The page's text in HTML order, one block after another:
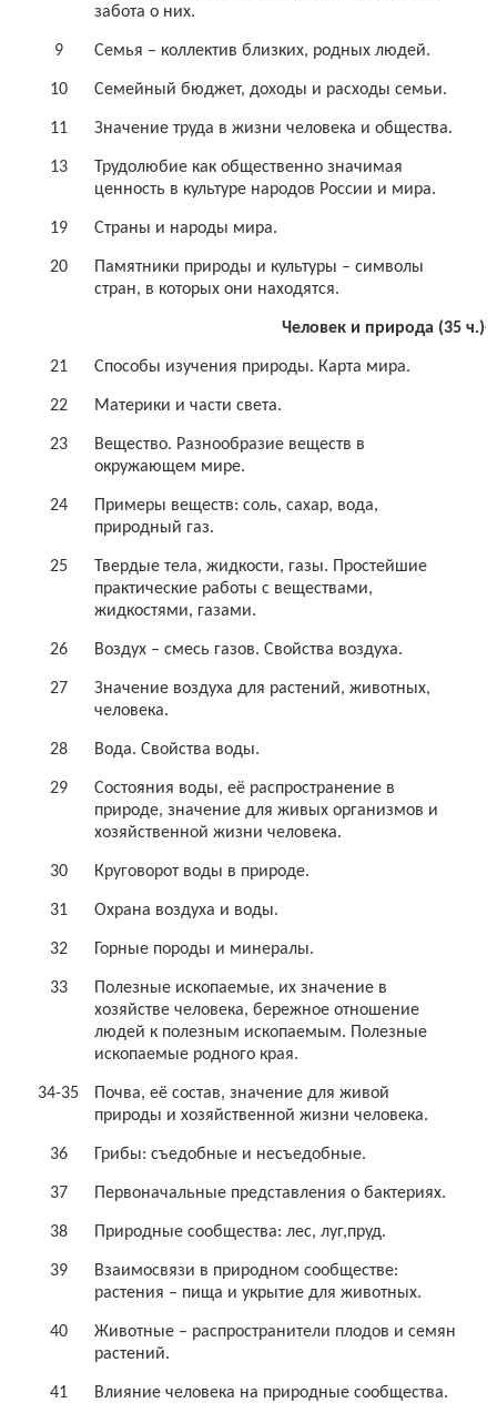
забота о них.
9 Семья – коллектив близких, родных людей.
10 Семейный бюджет, доходы и расходы семьи.
11 Значение труда в жизни человека и общества.
13
Трудолюбие как общественно значимая
ценность в культуре народов России и мира.
19 Страны и народы мира.
20
Памятники природы и культуры – символы
стран, в которых они находятся.
Человек и природа (35 ч.)+
21 Способы изучения природы. Карта мира.
22 Материки и части света.
23
Вещество. Разнообразие веществ в
окружающем мире.
24
Примеры веществ: соль, сахар, вода,
природный газ.
25
Твердые тела, жидкости, газы. Простейшие
практические работы с веществами,
жидкостями, газами.
26 Воздух – смесь газов. Свойства воздуха.
27
Значение воздуха для растений, животных,
человека.
28 Вода. Свойства воды.
29
Состояния воды, её распространение в
природе, значение для живых организмов и
хозяйственной жизни человека.
30 Круговорот воды в природе.
31 Охрана воздуха и воды.
32 Горные породы и минералы.
33
Полезные ископаемые, их значение в
хозяйстве человека, бережное отношение
людей к полезным ископаемым. Полезные
ископаемые родного края.
34-35
Почва, её состав, значение для живой
природы и хозяйственной жизни человека.
36 Грибы: съедобные и несъедобные.
37 Первоначальные представления о бактериях.
38 Природные сообщества: лес, луг,пруд.
39
Взаимосвязи в природном сообществе:
растения – пища и укрытие для животных.
40
Животные – распространители плодов и семян
растений.
41
Влияние человека на природные сообщества.